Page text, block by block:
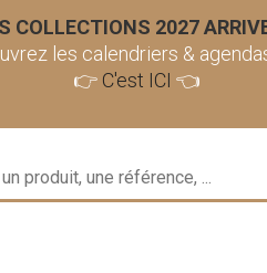
COLLECTIONS 2027
les calendriers &
👉 C'est ICI 👈